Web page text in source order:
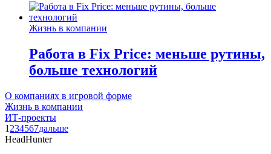
Жизнь в компании
Работа в Fix Price: меньше рутины,
больше технологий
О компаниях в игровой форме
Жизнь в компании
ИТ-проекты
1 234567дальше
HeadHunter